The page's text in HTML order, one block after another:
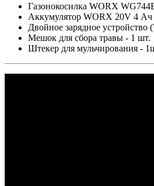
Газонокосилка WORX
Аккумулятор WORX 20V 4
Двойное зарядное устройство
Мешок для сбора травы - 1 шт.
Штекер для мульчирования -